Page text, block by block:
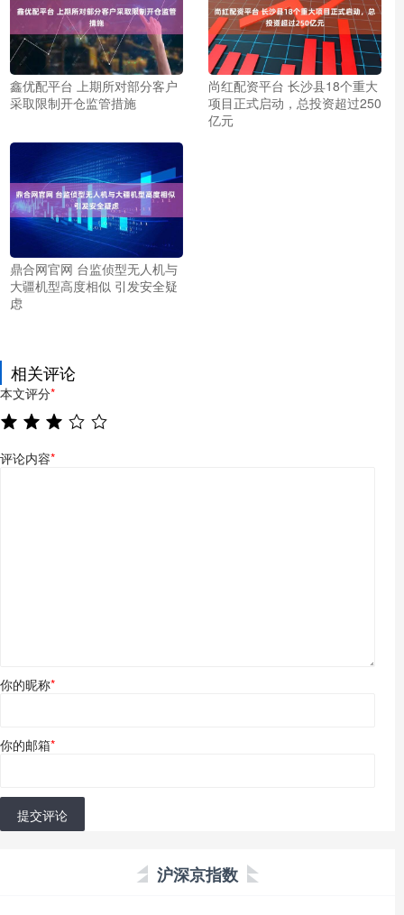
鑫优配平台 上期所对部分客户
采取限制开仓监管措施
尚红配资平台 长沙县18个重大
项目正式启动，总投资超过250
亿元
鼎合网官网 台监侦型无人机与
大疆机型高度相似 引发安全疑
虑
相关评论
本文评分*
评论内容*
你的昵称*
你的邮箱*
提交评论
沪深京指数